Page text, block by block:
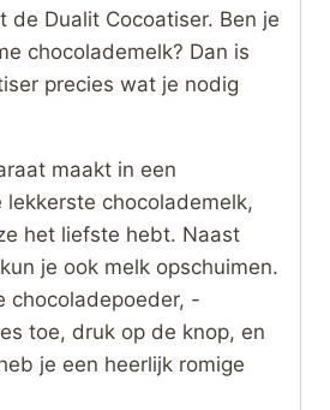
de Dualit Cocoatiser. Ben je
chocolademelk? Dan is
precies wat je nodig
maakt in een
chocolademelk,
het liefste hebt. Naast
je ook melk opschuimen.
chocoladepoeder, -
toe, druk op de knop, en
je een heerlijk romige